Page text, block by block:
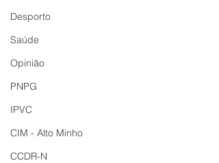
Desporto
Saúde
Opinião
PNPG
IPVC
CIM - Alto Minho
CCDR-N